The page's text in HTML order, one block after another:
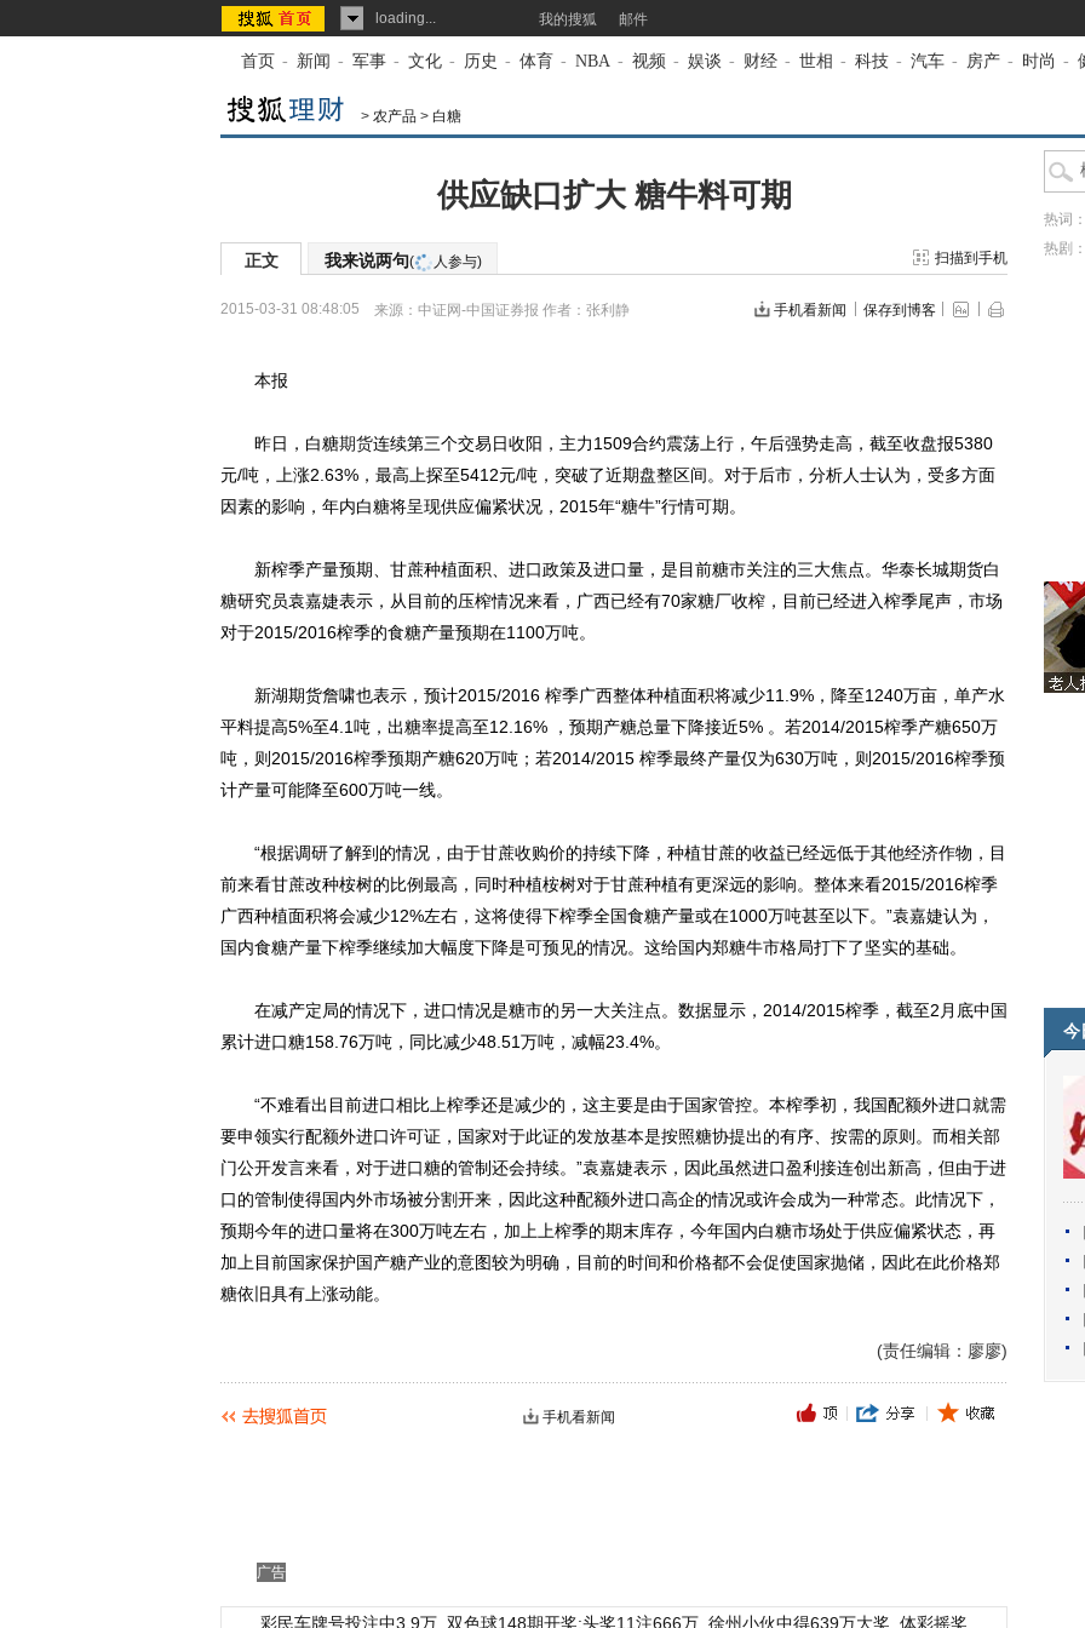
loading... 我的搜狐 邮件
首页 - 新闻 - 军事 - 文化 - 历史 - 体育 - NBA - 视频 - 娱谈 - 财经 - 世相 - 科技 - 汽车 - 房产 - 时尚 -
> 农产品 > 白糖
供应缺口扩大 糖牛料可期
正文 我来说两句( 人参与) 扫描到手机
2015-03-31 08:48:05 来源： 中证网-中国证券报 作者：张利静 手机看新闻 保存到博客
本报
昨日，白糖期货连续第三个交易日收阳，主力1509合约震荡上行，午后强势走高，截至收盘报5380
元/吨，上涨2.63%，最高上探至5412元/吨，突破了近期盘整区间。对于后市，分析人士认为，受多方面
因素的影响，年内白糖将呈现供应偏紧状况，2015年“糖牛”行情可期。
新榨季产量预期、甘蔗种植面积、进口政策及进口量，是目前糖市关注的三大焦点。华泰长城期货白
糖研究员袁嘉婕表示，从目前的压榨情况来看，广西已经有70家糖厂收榨，目前已经进入榨季尾声，市场
对于2015/2016榨季的食糖产量预期在1100万吨。
新湖期货詹啸也表示，预计2015/2016 榨季广西整体种植面积将减少11.9%，降至1240万亩，单产水
平料提高5%至4.1吨，出糖率提高至12.16% ，预期产糖总量下降接近5% 。若2014/2015榨季产糖650万
吨，则2015/2016榨季预期产糖620万吨；若2014/2015 榨季最终产量仅为630万吨，则2015/2016榨季预
计产量可能降至600万吨一线。
“根据调研了解到的情况，由于甘蔗收购价的持续下降，种植甘蔗的收益已经远低于其他经济作物，目
前来看甘蔗改种桉树的比例最高，同时种植桉树对于甘蔗种植有更深远的影响。整体来看2015/2016榨季
广西种植面积将会减少12%左右，这将使得下榨季全国食糖产量或在1000万吨甚至以下。”袁嘉婕认为，
国内食糖产量下榨季继续加大幅度下降是可预见的情况。这给国内郑糖牛市格局打下了坚实的基础。
在减产定局的情况下，进口情况是糖市的另一大关注点。数据显示，2014/2015榨季，截至2月底中国
累计进口糖158.76万吨，同比减少48.51万吨，减幅23.4%。
“不难看出目前进口相比上榨季还是减少的，这主要是由于国家管控。本榨季初，我国配额外进口就需
要申领实行配额外进口许可证，国家对于此证的发放基本是按照糖协提出的有序、按需的原则。而相关部
门公开发言来看，对于进口糖的管制还会持续。”袁嘉婕表示，因此虽然进口盈利接连创出新高，但由于进
口的管制使得国内外市场被分割开来，因此这种配额外进口高企的情况或许会成为一种常态。此情况下，
预期今年的进口量将在300万吨左右，加上上榨季的期末库存，今年国内白糖市场处于供应偏紧状态，再
加上目前国家保护国产糖产业的意图较为明确，目前的时间和价格都不会促使国家抛储，因此在此价格郑
糖依旧具有上涨动能。
(责任编辑：廖廖)
手机看新闻
广告
彩民车牌号投注中3.9万 双色球148期开奖:头奖11注666万 徐州小伙中得639万大奖 体彩摇奖
热词
热剧
今